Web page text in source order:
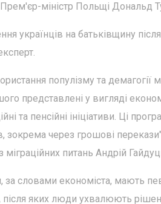
міністр Польщі Дональд
українців на батьківщину
популізму та
представлені у вигляді
та пенсійні ініціативи. Ці
зокрема через грошові
міграційних питань Андрій
за словами економіста, мають
після яких люди ухвалюють